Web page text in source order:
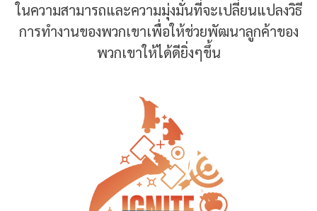
ในความสามารถและความมุ่งมั่นที่จะเปลี่ยนแปลงวิธี
การทำงานของพวกเขาเพื่อให้ช่วยพัฒนาลูกค้าของ
พวกเขาให้ได้ดียิ่งๆขึ้น